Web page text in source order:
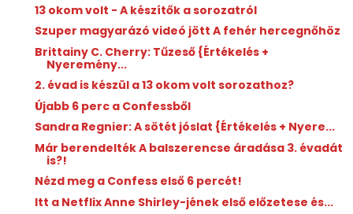
13 okom volt - A készítők a sorozatról
Szuper magyarázó videó jött A fehér hercegnőhöz
Brittainy C. Cherry: Tűzeső {Értékelés +
Nyeremény...
2. évad is készül a 13 okom volt sorozathoz?
Újabb 6 perc a Confessből
Sandra Regnier: A ​sötét jóslat {Értékelés + Nyere...
Már berendelték A balszerencse áradása 3. évadát
is?!
Nézd meg a Confess első 6 percét!
Itt a Netflix Anne Shirley-jének első előzetese és...